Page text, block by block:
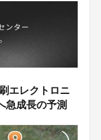
エレクトロニ
急成長の予測